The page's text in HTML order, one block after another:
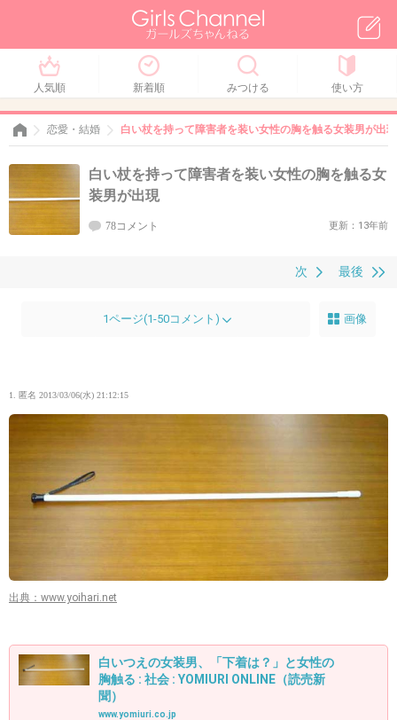
人気順 新着順 みつける 使い方
恋愛・結婚 白い杖を持って障害者を装い女性の胸を触る女装男が出現
白い杖を持って障害者を装い女性の胸を触る女
装男が出現
78コメント 更新：13年前
最後
次
1ページ(1-50コメント) 画像
1. 匿名 2013/03/06(水) 21:12:15
出典：www.yoihari.net
白いつえの女装男、「下着は？」と女性の
胸触る : 社会 : YOMIURI ONLINE（読売新
聞）
www.yomiuri.co.jp